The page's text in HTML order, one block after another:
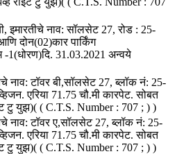
इमारतीचे नाव: सॉलसेट 27, रोड : 25-
दोन(02)कार पार्किंग
31.03.2021 अन्वये
नाव: टॉवर बी,सॉलसेट 27, ब्लॉक नं: 25-
एरिया 71.75 चौ.मी कारपेट. सोबत
टु युझ)( ( C.T.S. Number : 707 ; ) )
नाव: टॉवर ए,सॉलसेट 27, ब्लॉक नं: 25-
एरिया 71.75 चौ.मी कारपेट. सोबत
टु युझ)( ( C.T.S. Number : 707 ; ) )